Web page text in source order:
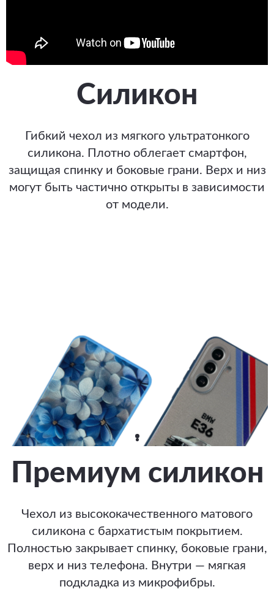
Силикон
Гибкий чехол из мягкого ультратонкого
силикона. Плотно облегает смартфон,
защищая спинку и боковые грани. Верх и низ
могут быть частично открыты в зависимости
от модели.
Премиум силикон
Чехол из высококачественного матового
силикона с бархатистым покрытием.
Полностью закрывает спинку, боковые грани,
верх и низ телефона. Внутри — мягкая
подкладка из микрофибры.